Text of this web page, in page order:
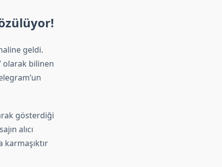
geldi.
olarak bilinen
gösterdiği
alıcı